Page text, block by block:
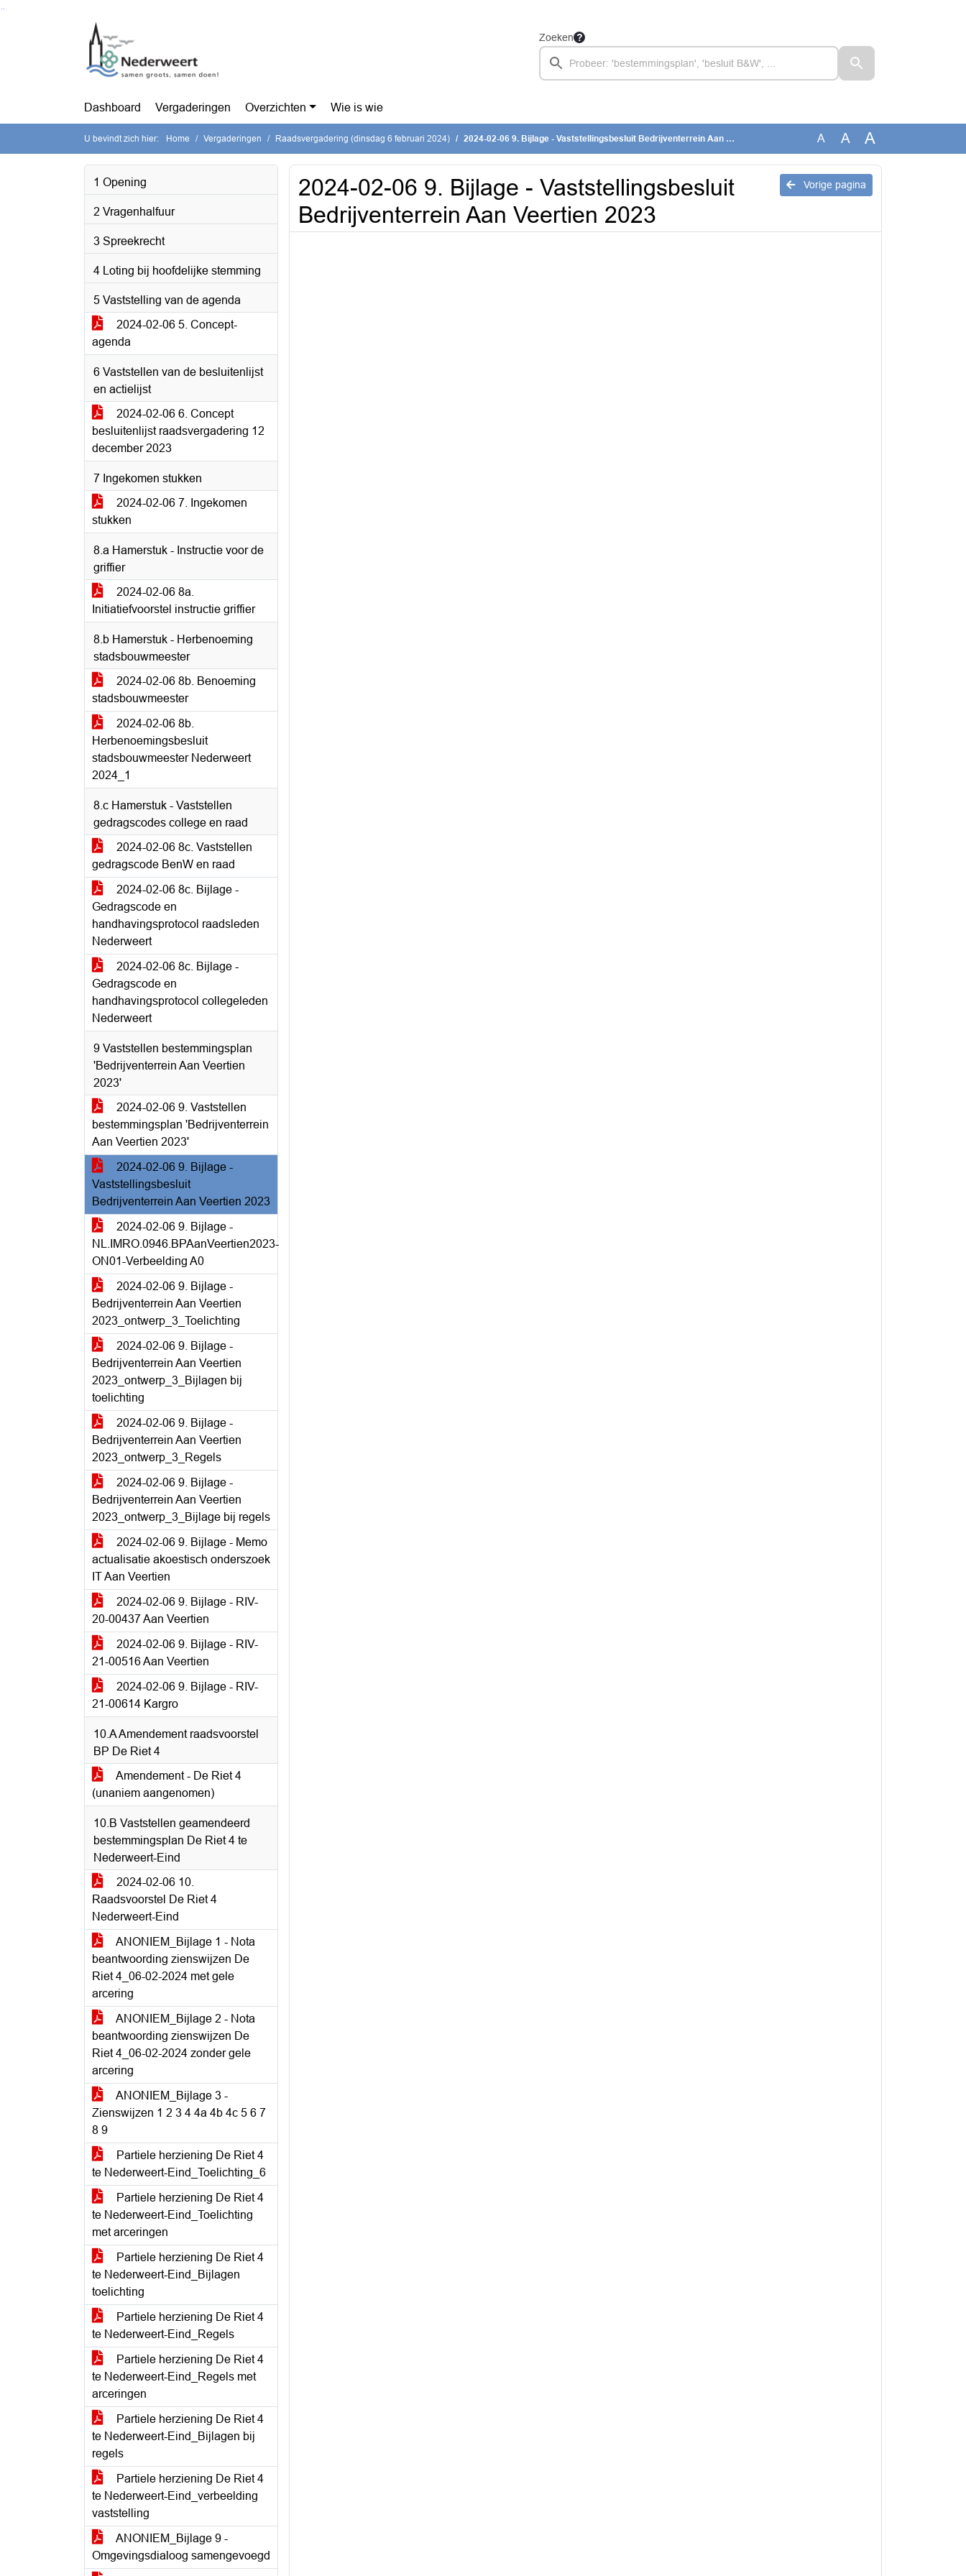
Zoeken
Dashboard Vergaderingen Overzichten Wie is wie
U bevindt zich hier: Home Vergaderingen Raadsvergadering (dinsdag 6 februari 2024) 2024-02-06 9. Bijlage - Vaststellingsbesluit Bedrijventerrein Aan Veertien 2023 A A A
1 Opening
2 Vragenhalfuur
3 Spreekrecht
4 Loting bij hoofdelijke stemming
5 Vaststelling van de agenda
2024-02-06 5. Concept-
agenda
6 Vaststellen van de besluitenlijst
en actielijst
2024-02-06 6. Concept
besluitenlijst raadsvergadering 12
december 2023
7 Ingekomen stukken
2024-02-06 7. Ingekomen
stukken
8.a Hamerstuk - Instructie voor de
griffier
2024-02-06 8a.
Initiatiefvoorstel instructie griffier
8.b Hamerstuk - Herbenoeming
stadsbouwmeester
2024-02-06 8b. Benoeming
stadsbouwmeester
2024-02-06 8b.
Herbenoemingsbesluit
stadsbouwmeester Nederweert
2024_1
8.c Hamerstuk - Vaststellen
gedragscodes college en raad
2024-02-06 8c. Vaststellen
gedragscode BenW en raad
2024-02-06 8c. Bijlage -
Gedragscode en
handhavingsprotocol raadsleden
Nederweert
2024-02-06 8c. Bijlage -
Gedragscode en
handhavingsprotocol collegeleden
Nederweert
9 Vaststellen bestemmingsplan
'Bedrijventerrein Aan Veertien
2023'
2024-02-06 9. Vaststellen
bestemmingsplan 'Bedrijventerrein
Aan Veertien 2023'
2024-02-06 9. Bijlage -
Vaststellingsbesluit
Bedrijventerrein Aan Veertien 2023
2024-02-06 9. Bijlage -
NL.IMRO.0946.BPAanVeertien2023-
ON01-Verbeelding A0
2024-02-06 9. Bijlage -
Bedrijventerrein Aan Veertien
2023_ontwerp_3_Toelichting
2024-02-06 9. Bijlage -
Bedrijventerrein Aan Veertien
2023_ontwerp_3_Bijlagen bij
toelichting
2024-02-06 9. Bijlage -
Bedrijventerrein Aan Veertien
2023_ontwerp_3_Regels
2024-02-06 9. Bijlage -
Bedrijventerrein Aan Veertien
2023_ontwerp_3_Bijlage bij regels
2024-02-06 9. Bijlage - Memo
actualisatie akoestisch onderszoek
IT Aan Veertien
2024-02-06 9. Bijlage - RIV-
20-00437 Aan Veertien
2024-02-06 9. Bijlage - RIV-
21-00516 Aan Veertien
2024-02-06 9. Bijlage - RIV-
21-00614 Kargro
10.A Amendement raadsvoorstel
BP De Riet 4
Amendement - De Riet 4
(unaniem aangenomen)
10.B Vaststellen geamendeerd
bestemmingsplan De Riet 4 te
Nederweert-Eind
2024-02-06 10.
Raadsvoorstel De Riet 4
Nederweert-Eind
ANONIEM_Bijlage 1 - Nota
beantwoording zienswijzen De
Riet 4_06-02-2024 met gele
arcering
ANONIEM_Bijlage 2 - Nota
beantwoording zienswijzen De
Riet 4_06-02-2024 zonder gele
arcering
ANONIEM_Bijlage 3 -
Zienswijzen 1 2 3 4 4a 4b 4c 5 6 7
8 9
Partiele herziening De Riet 4
te Nederweert-Eind_Toelichting_6
Partiele herziening De Riet 4
te Nederweert-Eind_Toelichting
met arceringen
Partiele herziening De Riet 4
te Nederweert-Eind_Bijlagen
toelichting
Partiele herziening De Riet 4
te Nederweert-Eind_Regels
Partiele herziening De Riet 4
te Nederweert-Eind_Regels met
arceringen
Partiele herziening De Riet 4
te Nederweert-Eind_Bijlagen bij
regels
Partiele herziening De Riet 4
te Nederweert-Eind_verbeelding
vaststelling
ANONIEM_Bijlage 9 -
Omgevingsdialoog samengevoegd
Vorige pagina
2024-02-06 9. Bijlage - Vaststellingsbesluit
Bedrijventerrein Aan Veertien 2023